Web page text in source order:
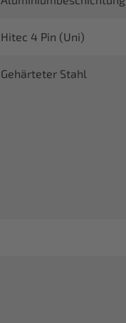
Hitec 4 Pin (Uni)
Gehärteter Stahl